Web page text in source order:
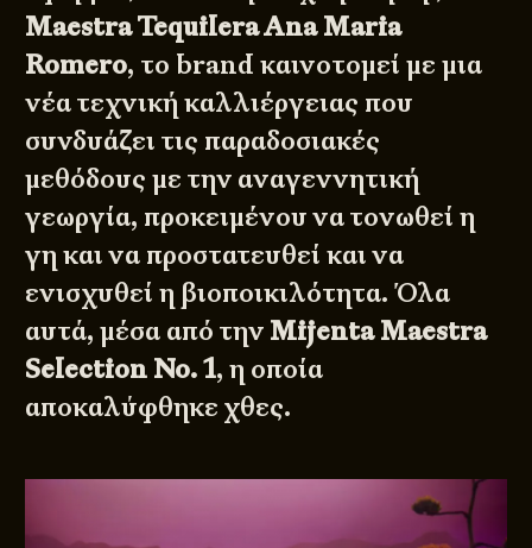
Maestra Tequilera Ana Maria
Romero, το brand καινοτομεί με μια
νέα τεχνική καλλιέργειας που
συνδυάζει τις παραδοσιακές
μεθόδους με την αναγεννητική
γεωργία, προκειμένου να τονωθεί η
γη και να προστατευθεί και να
ενισχυθεί η βιοποικιλότητα. Όλα
αυτά, μέσα από την Mijenta Maestra
Selection No. 1, η οποία
αποκαλύφθηκε χθες.